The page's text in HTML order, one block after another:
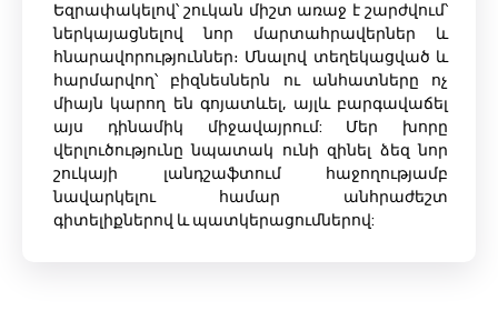
Եզրափակելով՝ շուկան միշտ առաջ է շարժվում՝
ներկայացնելով նոր մարտահրավերներ և
հնարավորություններ։ Մնալով տեղեկացված և
հարմարվող՝ բիզնեսներն ու անհատները ոչ
միայն կարող են գոյատևել, այլև բարգավաճել
այս դինամիկ միջավայրում: Մեր խորը
վերլուծությունը նպատակ ունի զինել ձեզ նոր
շուկայի լանդշաֆտում հաջողությամբ
նավարկելու համար անհրաժեշտ
գիտելիքներով և պատկերացումներով: